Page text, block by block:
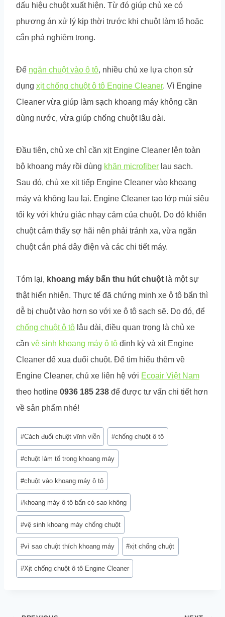
dấu hiệu chuột xuất hiện. Từ đó giúp chủ xe có
phương án xử lý kịp thời trước khi chuột làm tổ hoặc
cắn phá nghiêm trọng.
Để ngăn chuột vào ô tô, nhiều chủ xe lựa chọn sử
dụng xịt chống chuột ô tô Engine Cleaner. Vì Engine
Cleaner vừa giúp làm sạch khoang máy không cần
dùng nước, vừa giúp chống chuột lâu dài.
Đầu tiên, chủ xe chỉ cần xịt Engine Cleaner lên toàn
bộ khoang máy rồi dùng khăn microfiber lau sạch.
Sau đó, chủ xe xịt tiếp Engine Cleaner vào khoang
máy và không lau lại. Engine Cleaner tạo lớp mùi siêu
tối kỵ với khứu giác nhạy cảm của chuột. Do đó khiến
chuột cảm thấy sợ hãi nên phải tránh xa, vừa ngăn
chuột cắn phá dây điện và các chi tiết máy.
Tóm lại, khoang máy bẩn thu hút chuột là một sự
thật hiển nhiên. Thực tế đã chứng minh xe ô tô bẩn thì
dễ bị chuột vào hơn so với xe ô tô sạch sẽ. Do đó, để
chống chuột ô tô lâu dài, điều quan trọng là chủ xe
cần vệ sinh khoang máy ô tô định kỳ và xịt Engine
Cleaner để xua đuổi chuột. Để tìm hiểu thêm về
Engine Cleaner, chủ xe liên hệ với Ecoair Việt Nam
theo hotline 0936 185 238 để được tư vấn chi tiết hơn
về sản phẩm nhé!
Post
Tags:
#Cách đuổi chuột vĩnh viễn #chống chuột ô tô
#chuột làm tổ trong khoang máy
#chuột vào khoang máy ô tô
#khoang máy ô tô bẩn có sao không
#vệ sinh khoang máy chống chuột
#vì sao chuột thích khoang máy #xịt chống chuột
#Xịt chống chuột ô tô Engine Cleaner